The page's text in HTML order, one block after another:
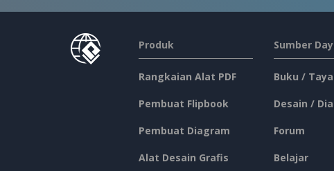
Produk
Rangkaian Alat PDF
Pembuat Flipbook
Pembuat Diagram
Alat Desain Grafis
Sumber
Buku /
Desain /
Forum
Belajar